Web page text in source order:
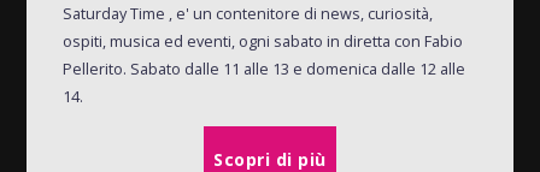
Saturday Time , e' un contenitore di news, curiosità,
ospiti, musica ed eventi, ogni sabato in diretta con Fabio
Pellerito. Sabato dalle 11 alle 13 e domenica dalle 12 alle
14.
Scopri di più